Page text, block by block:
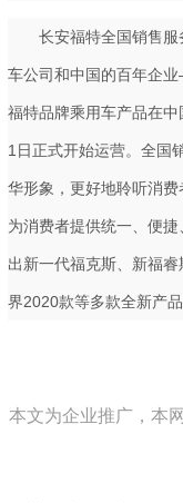
长安福特全国销售
车公司和中国的百年企
福特品牌乘用车产品在
1日正式开始运营。全国
华形象，更好地聆听消
为消费者提供统一、便
出新一代福克斯、新福
界2020款等多款全新产品
本文为企业推广，本